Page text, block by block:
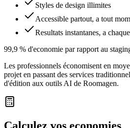
Styles de design illimites
Accessible partout, a tout
Resultats instantanes, a
99,9 % d'economie par rapport au
Les professionnels économisent en
projet en passant des services
d'édition aux outils AI de Roomagen.
Calculez vos economies